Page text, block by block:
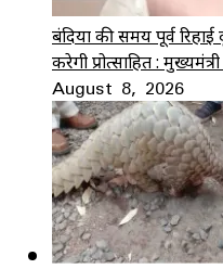
बंदियों की समय पूर्व
करेगी प्रोत्साहित :
August 8, 2026